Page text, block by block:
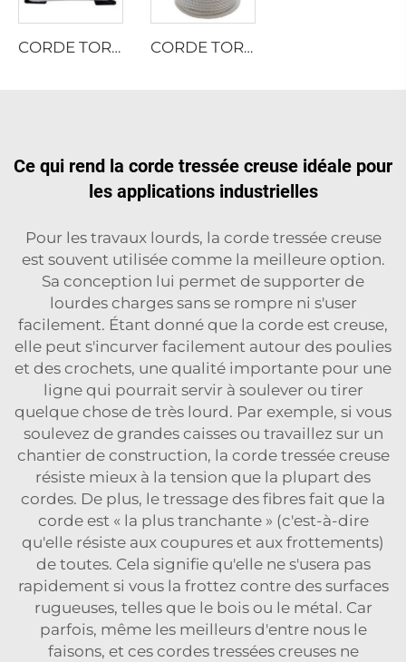
CORDE TORSADÉE EN MULTIFILAMENT DE POLYESTER CORDE TORSADÉE EN MULTIFILAMENT DE POLYESTER
Ce qui rend la corde tressée creuse idéale pour
les applications industrielles
Pour les travaux lourds, la corde tressée creuse
est souvent utilisée comme la meilleure option.
Sa conception lui permet de supporter de
lourdes charges sans se rompre ni s'user
facilement. Étant donné que la corde est creuse,
elle peut s'incurver facilement autour des poulies
et des crochets, une qualité importante pour une
ligne qui pourrait servir à soulever ou tirer
quelque chose de très lourd. Par exemple, si vous
soulevez de grandes caisses ou travaillez sur un
chantier de construction, la corde tressée creuse
résiste mieux à la tension que la plupart des
cordes. De plus, le tressage des fibres fait que la
corde est « la plus tranchante » (c'est-à-dire
qu'elle résiste aux coupures et aux frottements)
de toutes. Cela signifie qu'elle ne s'usera pas
rapidement si vous la frottez contre des surfaces
rugueuses, telles que le bois ou le métal. Car
parfois, même les meilleurs d'entre nous le
faisons, et ces cordes tressées creuses ne